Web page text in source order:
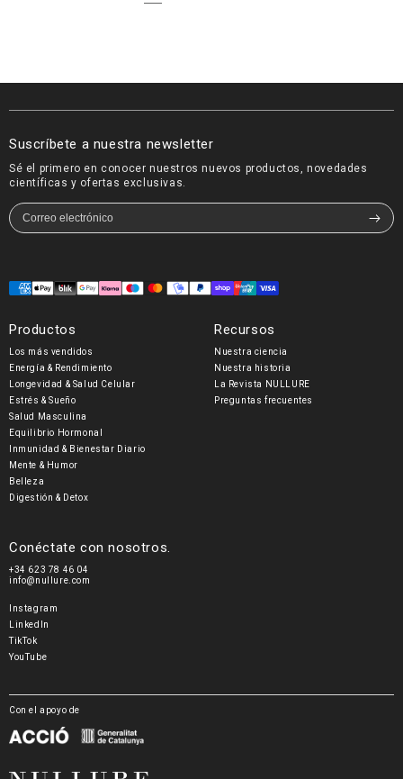
Suscríbete a nuestra newsletter
Sé el primero en conocer nuestros nuevos productos, novedades
científicas y ofertas exclusivas.
Formas
pago
Productos
Los más vendidos
Energía & Rendimiento
Longevidad & Salud Celular
Estrés & Sueño
Salud Masculina
Equilibrio Hormonal
Inmunidad & Bienestar Diario
Mente & Humor
Belleza
Digestión & Detox
Recursos
Nuestra ciencia
Nuestra historia
La Revista NULLURE
Preguntas frecuentes
Conéctate con nosotros.
+34 623 78 46 04
info@nullure.com
Instagram
LinkedIn
TikTok
YouTube
Con el apoyo de